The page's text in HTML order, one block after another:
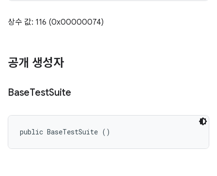
상수 값: 116 (0x00000074)
공개 생성자
BaseTestSuite
public BaseTestSuite ()